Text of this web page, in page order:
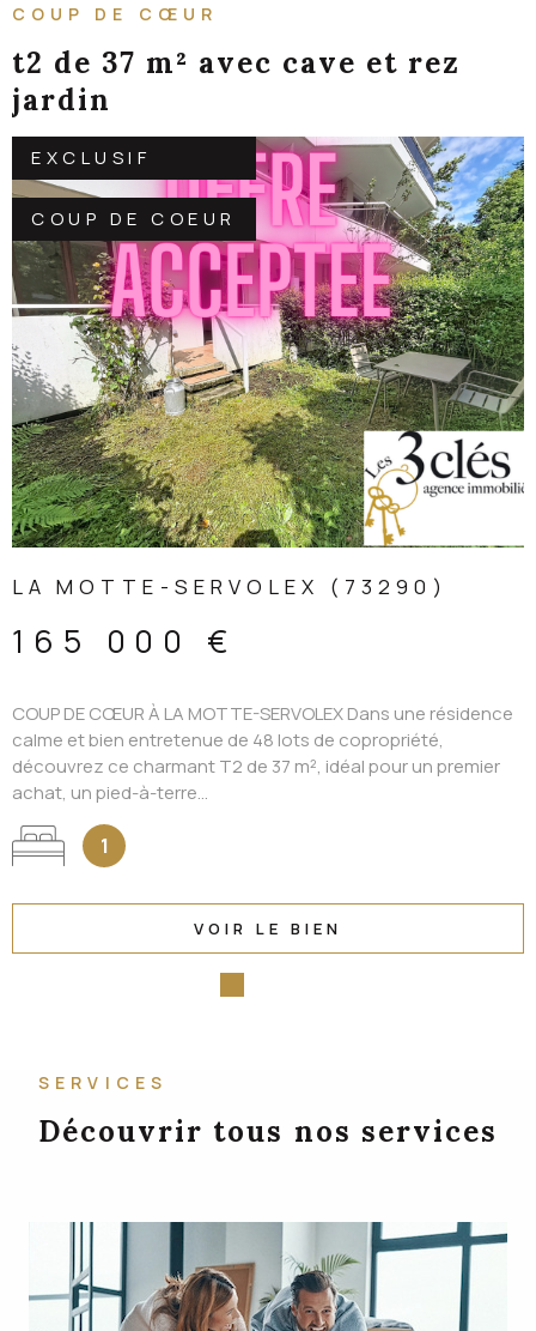
COUP DE CŒUR
t2 de 37 m² avec cave et rez
jardin
EXCLUSIF
COUP DE COEUR
LA MOTTE-SERVOLEX (73290)
165 000 €
COUP DE CŒUR À LA MOTTE-SERVOLEX Dans une résidence
calme et bien entretenue de 48 lots de copropriété,
découvrez ce charmant T2 de 37 m², idéal pour un premier
achat, un pied-à-terre...
1
VOIR LE BIEN
SERVICES
Découvrir tous nos services